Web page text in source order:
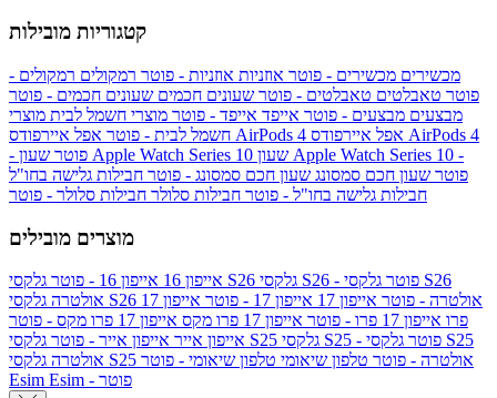
קטגוריות מובילות
מכשירים מכשירים - פוטר אוזניות אוזניות - פוטר רמקולים רמקולים -
פוטר טאבלטים טאבלטים - פוטר שעונים חכמים שעונים חכמים - פוטר
מבצעים מבצעים - פוטר אייפד אייפד - פוטר מוצרי חשמל לבית מוצרי
חשמל לבית - פוטר אפל איירפודס AirPods 4 אפל איירפודס AirPods 4
- פוטר שעון Apple Watch Series 10 שעון Apple Watch Series 10 -
פוטר שעון חכם סמסונג שעון חכם סמסונג - פוטר חבילות גלישה בחו"ל
חבילות גלישה בחו"ל - פוטר חבילות סלולר חבילות סלולר - פוטר
מוצרים מובילים
אייפון 16 אייפון 16 - פוטר גלקסי S26 גלקסי S26 - פוטר גלקסי S26
אולטרה
גלקסי S26 אולטרה - פוטר אייפון 17 אייפון 17 - פוטר
אייפון 17
פרו אייפון 17 פרו - פוטר אייפון 17 פרו מקס
אייפון 17 פרו מקס - פוטר
אייפון אייר אייפון אייר - פוטר גלקסי S25 גלקסי S25 - פוטר גלקסי S25
אולטרה
גלקסי S25 אולטרה - פוטר טלפון שיאומי טלפון שיאומי - פוטר
Esim
Esim - פוטר